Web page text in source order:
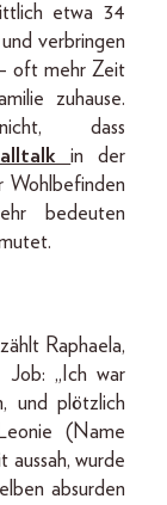
etwa 34
verbringen
oft mehr Zeit
zuhause.
dass
in der
Wohlbefinden
bedeuten
Raphaela,
Job: „Ich war
und plötzlich
(Name
aussah, wurde
absurden